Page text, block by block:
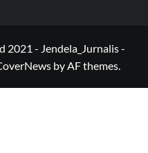
- Jendela_Jurnalis -
by AF themes.